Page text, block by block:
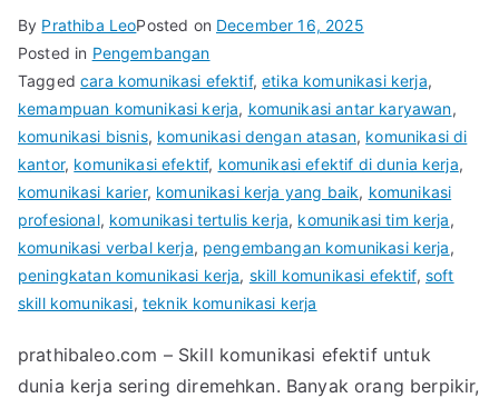
By Prathiba LeoPosted on December 16, 2025
Posted in Pengembangan
Taggedcara komunikasi efektif,etika komunikasi kerja,
kemampuan komunikasi kerja, komunikasi antar karyawan,
komunikasi bisnis, komunikasi dengan atasan, komunikasi di
kantor, komunikasi efektif, komunikasi efektif di dunia kerja,
komunikasi karier, komunikasi kerja yang baik, komunikasi
profesional, komunikasi tertulis kerja, komunikasi tim kerja,
komunikasi verbal kerja, pengembangan komunikasi kerja,
peningkatan komunikasi kerja, skill komunikasi efektif, soft
skill komunikasi, teknik komunikasi kerja
prathibaleo.com – Skill komunikasi efektif untuk
dunia kerja sering diremehkan. Banyak orang berpikir,